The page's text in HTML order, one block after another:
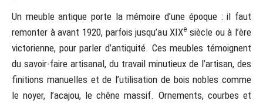
Un meuble antique porte la mémoire d’une époque : il faut
remonter à avant 1920, parfois jusqu’au XIXe siècle ou à l’ère
victorienne, pour parler d’antiquité. Ces meubles témoignent
du savoir-faire artisanal, du travail minutieux de l’artisan, des
finitions manuelles et de l’utilisation de bois nobles comme
le noyer, l’acajou, le chêne massif. Ornements, courbes et